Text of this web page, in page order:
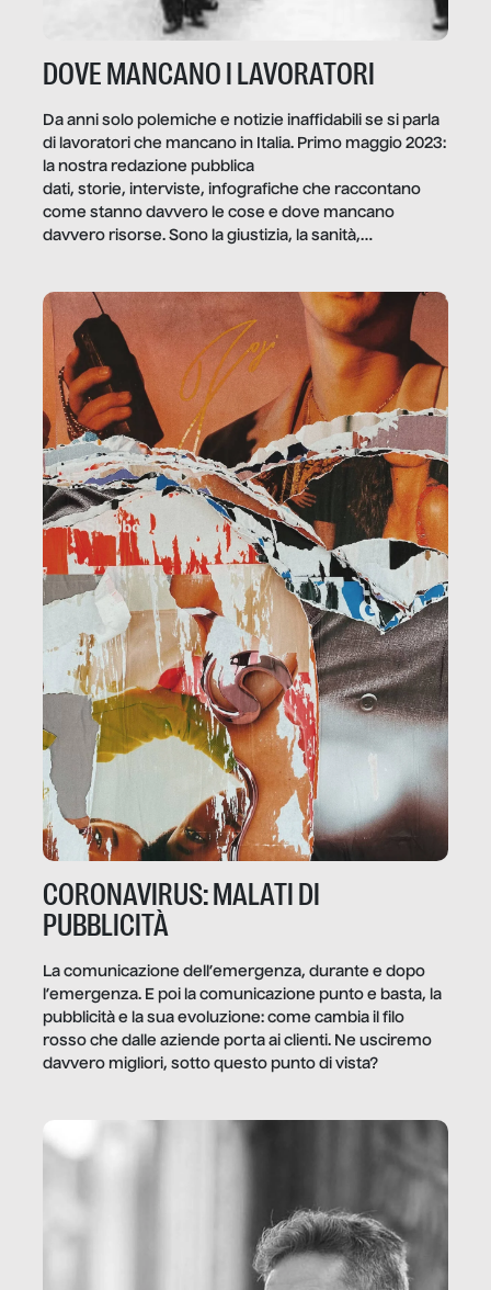
DOVE MANCANO I LAVORATORI
Da anni solo polemiche e notizie inaffidabili se si parla
di lavoratori che mancano in Italia. Primo maggio 2023:
la nostra redazione pubblica
dati, storie, interviste, infografiche che raccontano
come stanno davvero le cose e dove mancano
davvero risorse. Sono la giustizia, la sanità,
CORONAVIRUS: MALATI DI
PUBBLICITÀ
La comunicazione dell’emergenza, durante e dopo
l’emergenza. E poi la comunicazione punto e basta, la
pubblicità e la sua evoluzione: come cambia il filo
rosso che dalle aziende porta ai clienti. Ne usciremo
davvero migliori, sotto questo punto di vista?